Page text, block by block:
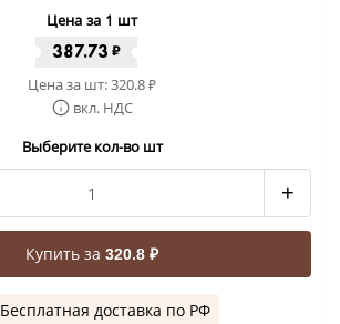
Цена за 1 шт
387.73 ₽
Цена за шт:320.8₽
вкл. НДС
Выберите кол-во шт
+
Купить за 320.8 ₽
Бесплатная доставка по РФ